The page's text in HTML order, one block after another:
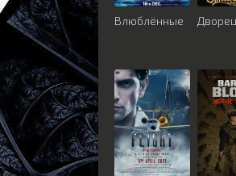
Влюблённые